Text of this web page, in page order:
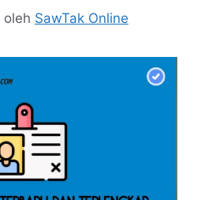
oleh SawTak Online